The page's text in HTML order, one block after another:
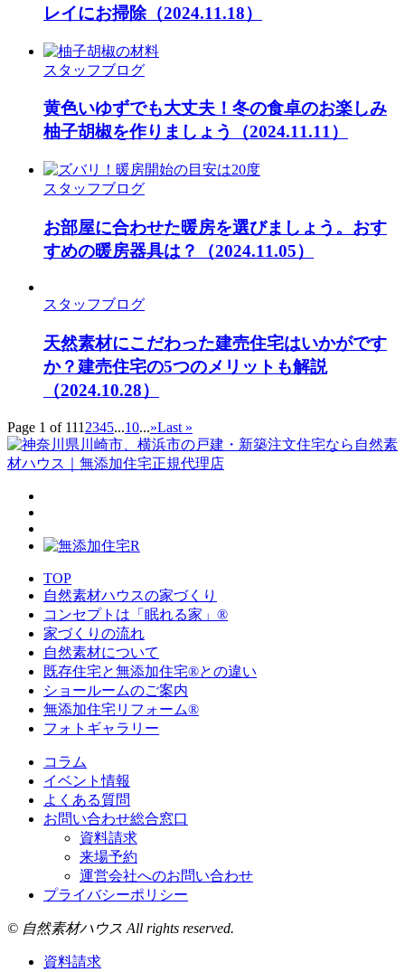
レイにお掃除（2024.11.18）
スタッフブログ
黄色いゆずでも大丈夫！冬の食卓のお楽しみ
柚子胡椒を作りましょう
（2024.11.11）
スタッフブログ
お部屋に合わせた暖房を選びましょう。おす
すめの暖房器具は？
（2024.11.05）
スタッフブログ
天然素材にこだわった建売住宅はいかがです
か？建売住宅の5つのメリットも解説
（2024.10.28）
Page 1 of 111 2345...10...»Last »
TOP
自然素材ハウスの家づくり
コンセプトは「眠れる家」®
家づくりの流れ
自然素材について
既存住宅と無添加住宅®との違い
ショールームのご案内
無添加住宅リフォーム®
フォトギャラリー
コラム
イベント情報
よくある質問
お問い合わせ総合窓口
資料請求
来場予約
運営会社へのお問い合わせ
プライバシーポリシー
© 自然素材ハウス All rights reserved.
資料請求